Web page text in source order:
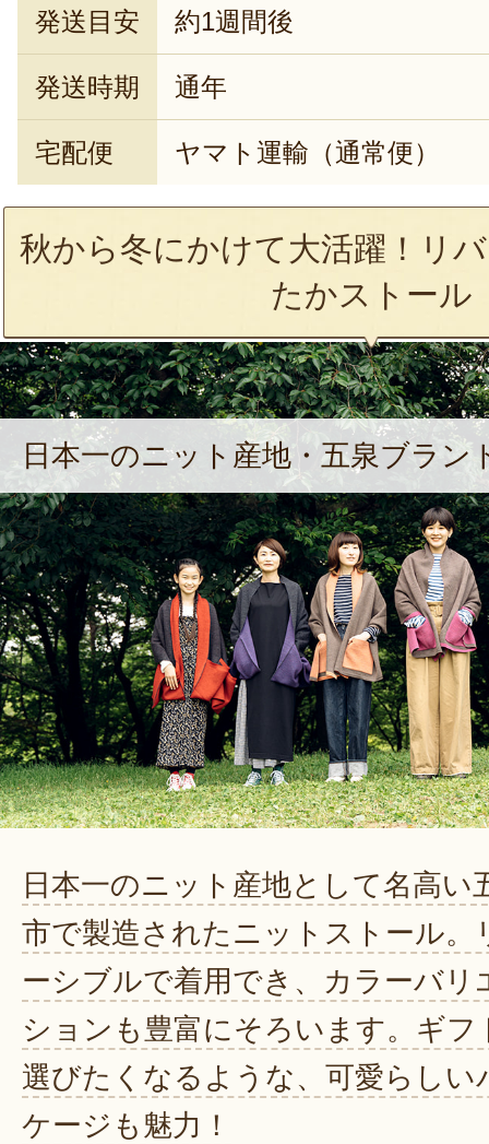
発送目安 約1週間後
発送時期 通年
宅配便 ヤマト運輸（通常便）
秋から冬にかけて大活躍！リ
たかストール
日本一のニット産地・五泉ブラン
日本一のニット産地として名高い
市で製造されたニットストール。
ーシブルで着用でき、カラーバリ
ションも豊富にそろいます。ギフ
選びたくなるような、可愛らしい
ケージも魅力！